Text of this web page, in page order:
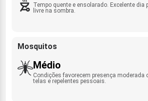
Tempo quente e ensolarado. Excelente dia
livre na sombra.
Mosquitos
Médio
Condições favorecem presença moderada
telas e repelentes pessoais.